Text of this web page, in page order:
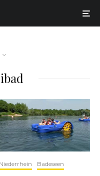
Badeseen